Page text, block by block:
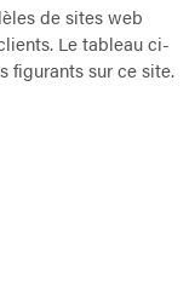
de sites web
Le tableau ci-
figurants sur ce site.